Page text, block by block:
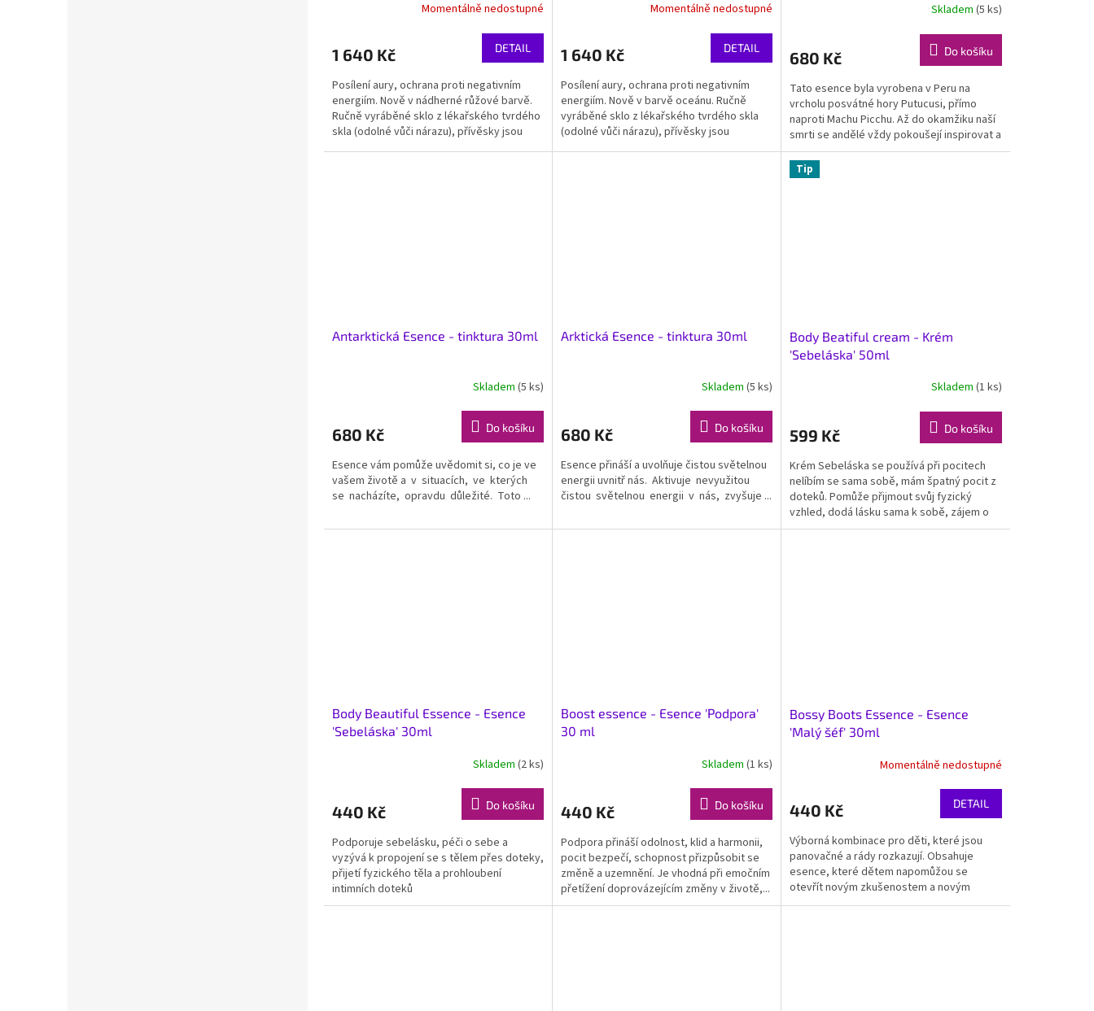
Momentálně nedostupné
1 640 Kč DETAIL
Posílení aury, ochrana proti negativním
energiím. Nově v nádherné růžové barvě.
Ručně vyráběné sklo z lékařského tvrdého
skla (odolné vůči nárazu), přívěsky jsou
Momentálně nedostupné
1 640 Kč DETAIL
Posílení aury, ochrana proti negativním
energiím. Nově v barvě oceánu. Ručně
vyráběné sklo z lékařského tvrdého skla
(odolné vůči nárazu), přívěsky jsou
Skladem (5 ks)
680 Kč Do košíku
Tato esence byla vyrobena v Peru na
vrcholu posvátné hory Putucusi, přímo
naproti Machu Picchu. Až do okamžiku naší
smrti se andělé vždy pokoušejí inspirovat a
zvyšovat...
Antarktická Esence - tinktura 30ml
Skladem (5 ks)
680 Kč Do košíku
Esence vám pomůže uvědomit si, co je ve
vašem životě a v situacích, ve kterých
se nacházíte, opravdu důležité. Toto ...
Arktická Esence - tinktura 30ml
Skladem (5 ks)
680 Kč Do košíku
Esence přináší a uvolňuje čistou světelnou
energii uvnitř nás. Aktivuje nevyužitou
čistou světelnou energii v nás, zvyšuje ...
Tip
Body Beatiful cream - Krém
'Sebeláska' 50ml
Skladem (1 ks)
599 Kč Do košíku
Krém Sebeláska se používá při pocitech
nelíbím se sama sobě, mám špatný pocit z
doteků. Pomůže přijmout svůj fyzický
vzhled, dodá lásku sama k sobě, zájem o
sebe, obnoví radost...
Body Beautiful Essence - Esence
'Sebeláska' 30ml
Skladem (2 ks)
440 Kč Do košíku
Podporuje sebelásku, péči o sebe a
vyzývá k propojení se s tělem přes doteky,
přijetí fyzického těla a prohloubení
intimních doteků
Boost essence - Esence 'Podpora'
30 ml
Skladem (1 ks)
440 Kč Do košíku
Podpora přináší odolnost, klid a harmonii,
pocit bezpečí, schopnost přizpůsobit se
změně a uzemnění. Je vhodná při emočním
přetížení doprovázejícím změny v životě,...
Bossy Boots Essence - Esence
'Malý šéf' 30ml
Momentálně nedostupné
440 Kč DETAIL
Výborná kombinace pro děti, které jsou
panovačné a rády rozkazují. Obsahuje
esence, které dětem napomůžou se
otevřít novým zkušenostem a novým
způsobům “jak věci dělat”....